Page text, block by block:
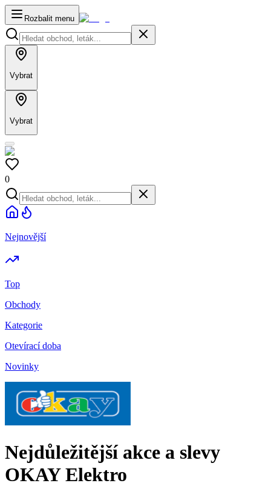
Rozbalit menu
Vybrat
Vybrat
0
Nejnovější
Top
Obchody
Kategorie
Otevírací doba
Novinky
Nejdůležitější akce a slevy
OKAY Elektro